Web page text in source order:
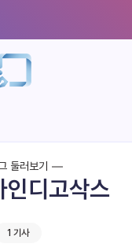
둘러보기
인디고삭스
1 기사